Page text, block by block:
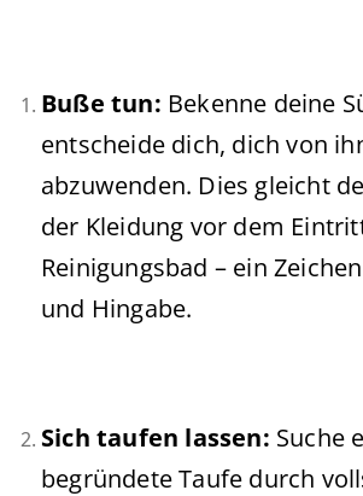
Buße tun: Bekenne deine
entscheide dich, dich von
abzuwenden. Dies gleicht
der Kleidung vor dem
Reinigungsbad – ein
und Hingabe.
Sich taufen lassen: Suche
begründete Taufe durch